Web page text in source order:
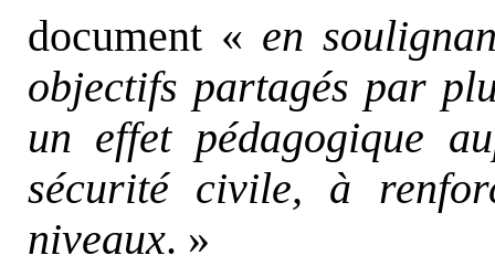
document « en
objectifs partagés par
un effet pédagogique
sécurité civile, à
niveaux. »